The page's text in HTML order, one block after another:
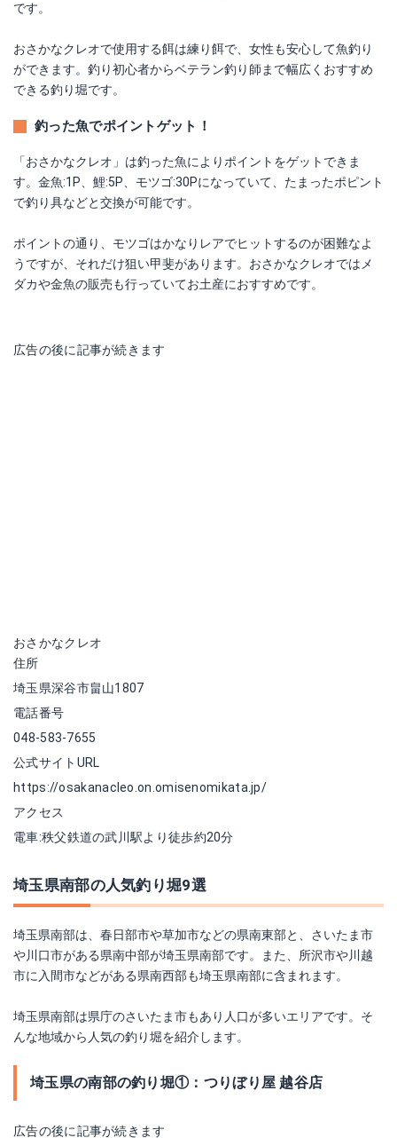
です。
おさかなクレオで使用する餌は練り餌で、女性も安心して魚釣り
ができます。釣り初心者からベテラン釣り師まで幅広くおすすめ
できる釣り堀です。
釣った魚でポイントゲット！
「おさかなクレオ」は釣った魚によりポイントをゲットできま
す。金魚:1P、鯉:5P、モツゴ:30Pになっていて、たまったポピント
で釣り具などと交換が可能です。
ポイントの通り、モツゴはかなりレアでヒットするのが困難なよ
うですが、それだけ狙い甲斐があります。おさかなクレオではメ
ダカや金魚の販売も行っていてお土産におすすめです。
広告の後に記事が続きます
おさかなクレオ
住所
埼玉県深谷市畠山1807
電話番号
048-583-7655
公式サイトURL
https://osakanacleo.on.omisenomikata.jp/
アクセス
電車:秩父鉄道の武川駅より徒歩約20分
埼玉県南部の人気釣り堀9選
埼玉県南部は、春日部市や草加市などの県南東部と、さいたま市
や川口市がある県南中部が埼玉県南部です。また、所沢市や川越
市に入間市などがある県南西部も埼玉県南部に含まれます。
埼玉県南部は県庁のさいたま市もあり人口が多いエリアです。そ
んな地域から人気の釣り堀を紹介します。
埼玉県の南部の釣り堀①：つりぼり屋 越谷店
広告の後に記事が続きます